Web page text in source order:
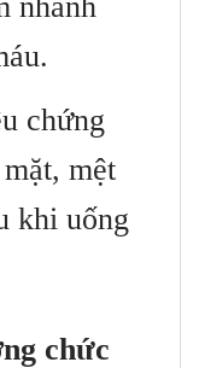
chứng
mệt
khi uống
chức